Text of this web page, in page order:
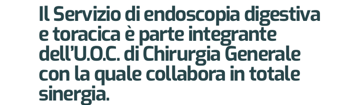
Il Servizio di endoscopia digestiva
e toracica è parte integrante
dell’U.O.C. di Chirurgia Generale
con la quale collabora in totale
sinergia.